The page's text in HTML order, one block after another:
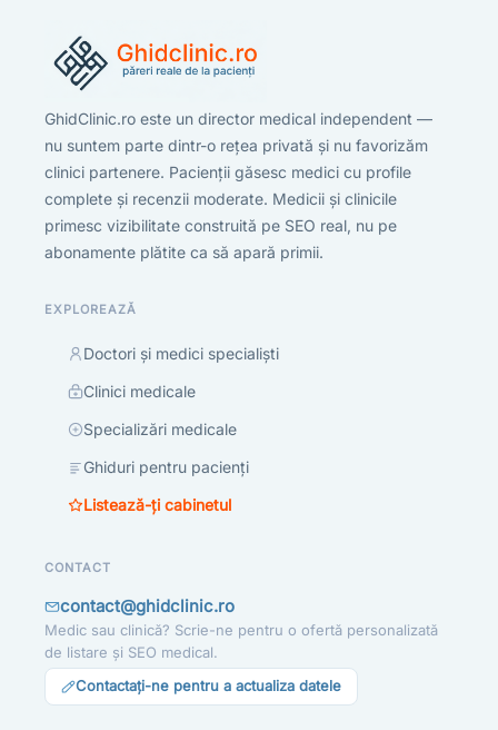
GhidClinic.ro este un director medical independent —
nu suntem parte dintr-o rețea privată și nu favorizăm
clinici partenere. Pacienții găsesc medici cu profile
complete și recenzii moderate. Medicii și clinicile
primesc vizibilitate construită pe SEO real, nu pe
abonamente plătite ca să apară primii.
EXPLOREAZĂ
Doctori și medici specialiști
Clinici medicale
Specializări medicale
Ghiduri pentru pacienți
Listează-ți cabinetul
CONTACT
contact@ghidclinic.ro
Medic sau clinică? Scrie-ne pentru o ofertă personalizată
de listare și SEO medical.
Contactați-ne pentru a actualiza datele